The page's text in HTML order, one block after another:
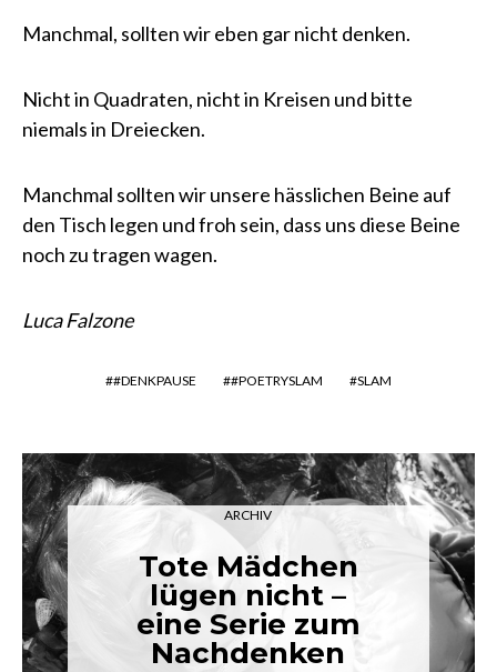
Manchmal, sollten wir eben gar nicht denken.
Nicht in Quadraten, nicht in Kreisen und bitte
niemals in Dreiecken.
Manchmal sollten wir unsere hässlichen Beine auf
den Tisch legen und froh sein, dass uns diese Beine
noch zu tragen wagen.
Luca Falzone
#DENKPAUSE #POETRYSLAM SLAM
ARCHIV
Tote Mädchen
lügen nicht –
eine Serie zum
Nachdenken